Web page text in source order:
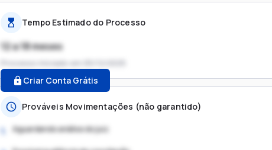
Tempo Estimado do Processo
12 a 18 meses
Processo iniciado em
Criar Conta Grátis
Prováveis Movimentações (não garantido)
1. Aguardando análise do juiz